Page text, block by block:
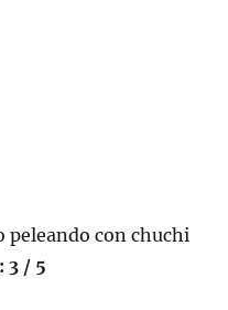
peleando con chuchi
3 / 5